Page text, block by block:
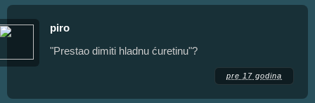
piro
"Prestao dimiti hladnu ćuretinu"?
pre 17 godina